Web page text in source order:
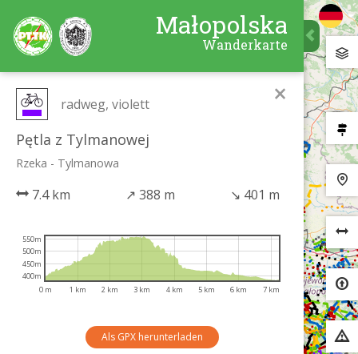
Małopolska
Wanderkarte
×
radweg, violett
Pętla z Tylmanowej
Rzeka - Tylmanowa
7.4 km ↗ 388 m ↘ 401 m
0 m 1 km 2 km 3 km 4 km 5 km 6 km 7 km
400m
450m
500m
550m
Als GPX herunterladen